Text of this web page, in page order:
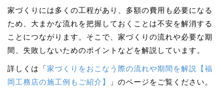
家づくりには多くの工程があり、多額の費用も必要になる
ため、大まかな流れを把握しておくことは不安を解消する
ことにつながります。そこで、家づくりの流れや必要な期
間、失敗しないためのポイントなどを解説しています。
詳しくは「家づくりをおこなう際の流れや期間を解説【福
岡工務店の施工例もご紹介】
」のページをご覧ください。